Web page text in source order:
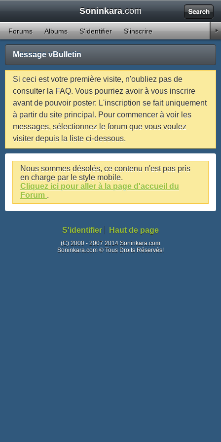
Soninkara.com
Forums Albums S'identifier S'inscrire
Message vBulletin
Si ceci est votre première visite, n'oubliez pas de
consulter la FAQ. Vous pourriez avoir à vous inscrire
avant de pouvoir poster: L'inscription se fait uniquement
à partir du site principal. Pour commencer à voir les
messages, sélectionnez le forum que vous voulez
visiter depuis la liste ci-dessous.
Nous sommes désolés, ce contenu n'est pas pris
en charge par le style mobile.
Cliquez ici pour aller à la page d'accueil du
Forum .
S'identifier Haut de page
(C) 2000 - 2007 2014 Soninkara.com
Soninkara.com © Tous Droits Réservés!
1 2 3 4 5 6 7 8 9 10 11 12 13 14 15 16 17 18 19 20 21 22 23 24 25 26
27 28 29 30 31 32 33 34 35 36 37 38 39 40 41 42 43 44 45 46 47 48
49 50 51 52 53 54 55 56 57 58 59 60 61 62 63 64 65 66 67 68 69 70